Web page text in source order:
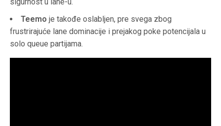
Teemo je takođe oslabljen, pre svega zbog
frustrirajuće lane dominacije i prejakog poke potencijala u
solo queue partijama.